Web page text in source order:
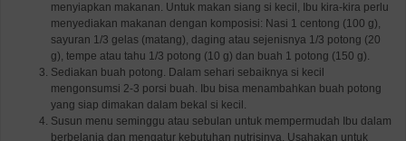
menyiapkan makanan. Untuk makan siang si kecil, Ibu kira-kira perlu
menyediakan makanan dengan komposisi: Nasi 1 centong (100 g),
sayuran 1/3 gelas (matang), daging atau sejenisnya 1/3 potong (20
g), tempe atau tahu 1/3 potong (10 g) dan buah 1 potong (150 g).
Sediakan buah potong. Dalam sehari sebaiknya si kecil
mengonsumsi 2-3 porsi buah. Ibu bisa menambahkan buah potong
yang siap dimakan dalam bekal si kecil.
Susun menu seminggu atau sebulan untuk mempermudah Ibu dalam
berbelanja dan mengatur kebutuhan nutrisinya. Usahakan untuk